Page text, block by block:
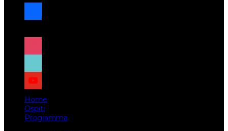
facebook
x
instagram
tiktok
youtube
Home
Ospiti
Programma